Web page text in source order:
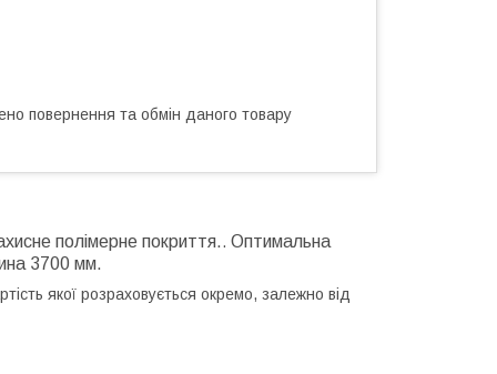
повернення та обмін даного товару
полімерне покриття.. Оптимальна
3700 мм.
якої розраховується окремо, залежно від